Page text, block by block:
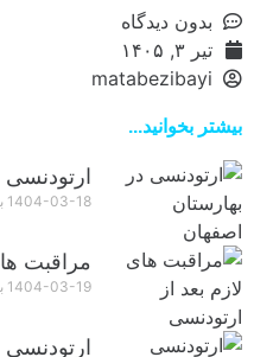
بدون دیدگاه
تیر ۳, ۱۴۰۵
matabezibayi
بیشتر بخوانید...
ارتودنسی
1404-03-18
مراقبت‌
1404-03-19